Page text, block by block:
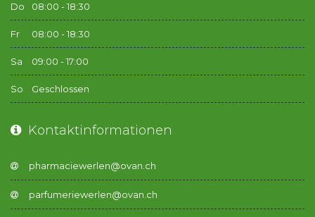
Do 08:00 - 18:30
Fr 08:00 - 18:30
Sa 09:00 - 17:00
So Geschlossen
Kontaktinformationen